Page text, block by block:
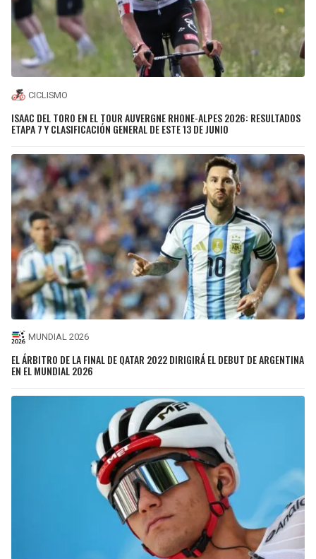
CICLISMO
ISAAC DEL TORO EN EL TOUR AUVERGNE RHONE-ALPES 2026: RESULTADOS
ETAPA 7 Y CLASIFICACIÓN GENERAL DE ESTE 13 DE JUNIO
MUNDIAL 2026
EL ÁRBITRO DE LA FINAL DE QATAR 2022 DIRIGIRÁ EL DEBUT DE ARGENTINA
EN EL MUNDIAL 2026